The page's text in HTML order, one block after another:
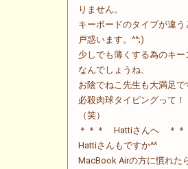
りません。
キーボードのタイプが違
戸惑います。^^;)
少しでも薄くする為のキー
なんでしょうね、
お陰でねこ先生も大満足で
必殺肉球タイピングって！
（笑）
＊＊＊ Hattiさんへ ＊＊
Hattiさんもですか^^
MacBook Airの方に慣れた